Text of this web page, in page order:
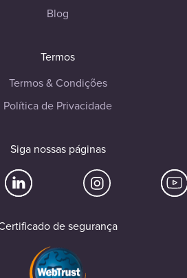
Blog
Termos
Termos & Condições
Política de Privacidade
Siga nossas páginas
de segurança